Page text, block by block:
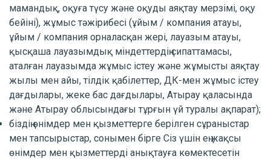
мамандық, оқуға түсу және оқуды аяқтау мерзімі, оқу
бейіні), жұмыс тәжірибесі (ұйым / компания атауы,
ұйым / компания орналасқан жері, лауазым атауы,
қысқаша лауазымдық міндеттердің сипаттамасы,
аталған лауазымда жұмыс істеу және жұмысты аяқтау
жылы мен айы, тілдік қабілеттер, ДК-мен жұмыс істеу
дағдылары, жеке бас дағдылары, Атырау қаласында
және Атырау облысындағы тұрғын үй туралы ақпарат);
біздің өнімдер мен қызметтерге берілген сұраныстар
мен тапсырыстар, сонымен бірге Сіз үшін ең жақсы
өнімдер мен қызметтерді анықтауға көмектесетін